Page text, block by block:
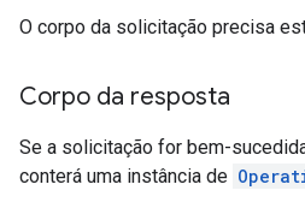
O corpo da solicitação precisa
Corpo da resposta
Se a solicitação for bem-
conterá uma instância de